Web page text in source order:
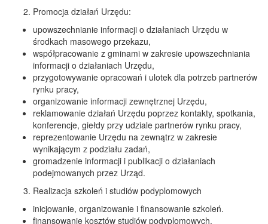
Promocja działań Urzędu:
upowszechnianie informacji o działaniach Urzędu w
środkach masowego przekazu,
współpracowanie z gminami w zakresie upowszechniania
informacji o działaniach Urzędu,
przygotowywanie opracowań i ulotek dla potrzeb partnerów
rynku pracy,
organizowanie informacji zewnętrznej Urzędu,
reklamowanie działań Urzędu poprzez kontakty, spotkania,
konferencje, giełdy przy udziale partnerów rynku pracy,
reprezentowanie Urzędu na zewnątrz w zakresie
wynikającym z podziału zadań,
gromadzenie informacji i publikacji o działaniach
podejmowanych przez Urząd.
Realizacja szkoleń i studiów podyplomowych
inicjowanie, organizowanie i finansowanie szkoleń.
finansowanie kosztów studiów podyplomowych.